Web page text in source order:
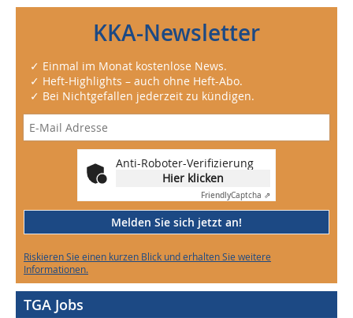
KKA-Newsletter
✓ Einmal im Monat kostenlose News.
✓ Heft-Highlights – auch ohne Heft-Abo.
✓ Bei Nichtgefallen jederzeit zu kündigen.
Anti-Roboter-Verifizierung
Hier klicken
FriendlyCaptcha ⇗
Melden Sie sich jetzt an!
Riskieren Sie einen kurzen Blick und erhalten Sie weitere
Informationen.
TGA Jobs